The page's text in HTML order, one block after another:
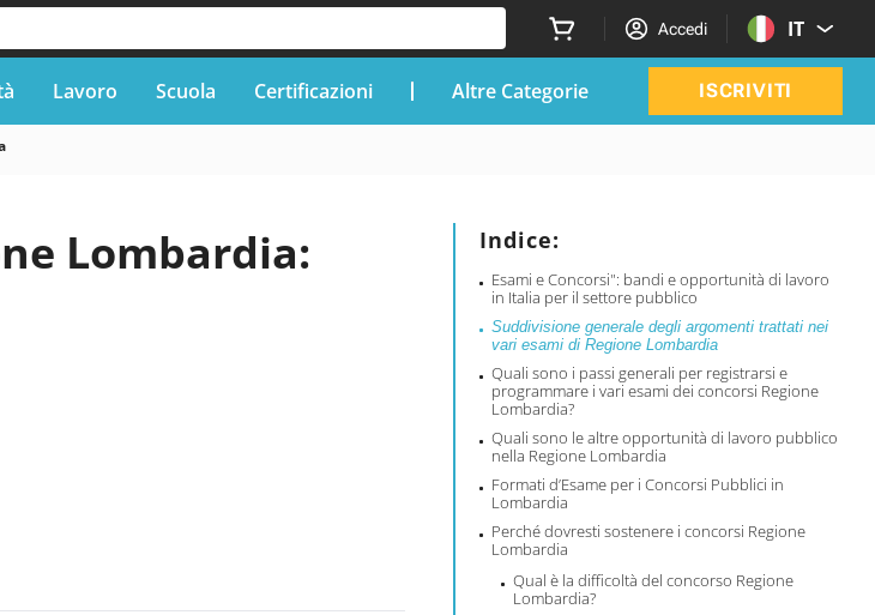
Accedi IT
Lavoro Scuola Certificazioni Altre Categorie ISCRIVITI
Indice:
Esami e Concorsi": bandi e opportunità di lavoro
in Italia per il settore pubblico
Suddivisione generale degli argomenti trattati nei
vari esami di Regione Lombardia
Quali sono i passi generali per registrarsi e
programmare i vari esami dei concorsi Regione
Lombardia?
Quali sono le altre opportunità di lavoro pubblico
nella Regione Lombardia
Formati d’Esame per i Concorsi Pubblici in
Lombardia
Perché dovresti sostenere i concorsi Regione
Lombardia
Qual è la difficoltà del concorso Regione
Lombardia?
Lombardia: